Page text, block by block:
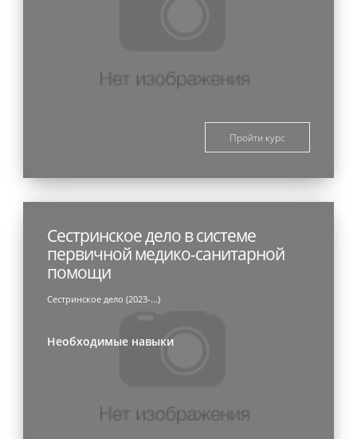
Пройти курс
Сестринское дело в системе
первичной медико-санитарной
помощи
Сестринское дело (2023-...)
Необходимые навыки